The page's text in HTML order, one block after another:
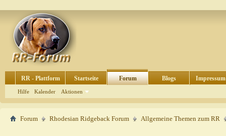
RR - Plattform Startseite Forum
Hilfe Kalender Aktionen
Blogs Impressum
Forum Rhodesian Ridgeback Forum Allgemeine Themen zum RR